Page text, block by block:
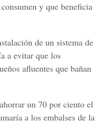
y que beneficia
de un sistema de
a evitar que los
afluentes que bañan
un 70 por ciento el
a los embalses de la